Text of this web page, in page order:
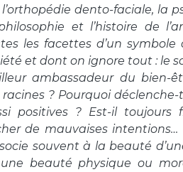
dento-faciale, la
et l’histoire de
les facettes d’un
et dont on ignore tout : le
ambassadeur du bien-
racines ? Pourquoi
positives ? Est-il toujours
de mauvaises
souvent à la beauté
beauté physique ou